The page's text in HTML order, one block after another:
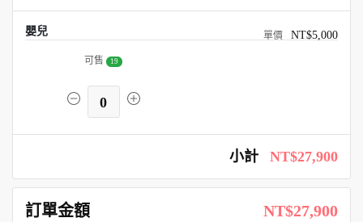
嬰兒 NT$5,000
可售 19
0
小計 NT$27,900
訂單金額 NT$27,900